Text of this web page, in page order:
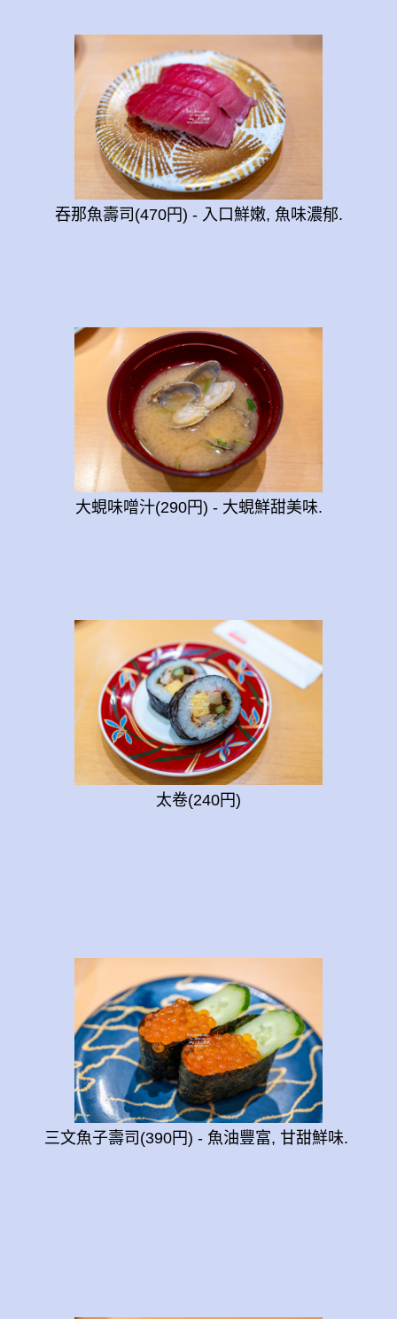
吞那魚壽司(470円) - 入口鮮嫩, 魚味濃郁.
大蜆味噌汁(290円) - 大蜆鮮甜美味.
太卷(240円)
三文魚子壽司(390円) - 魚油豐富, 甘甜鮮味.